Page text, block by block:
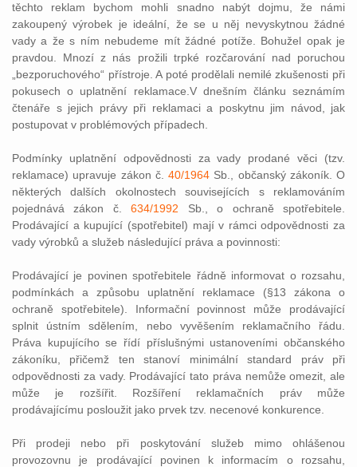
těchto reklam bychom mohli snadno nabýt dojmu, že námi
zakoupený výrobek je ideální, že se u něj nevyskytnou žádné
vady a že s ním nebudeme mít žádné potíže. Bohužel opak je
pravdou. Mnozí z nás prožili trpké rozčarování nad poruchou
„bezporuchového“ přístroje. A poté prodělali nemilé zkušenosti při
pokusech o uplatnění reklamace.V dnešním článku seznámím
čtenáře s jejich právy při reklamaci a poskytnu jim návod, jak
postupovat v problémových případech.
Podmínky uplatnění odpovědnosti za vady prodané věci (tzv.
reklamace) upravuje zákon č. 40/1964 Sb., občanský zákoník. O
některých dalších okolnostech souvisejících s reklamováním
pojednává zákon č.634/1992 Sb., o ochraně spotřebitele.
Prodávající a kupující (spotřebitel) mají v rámci odpovědnosti za
vady výrobků a služeb následující práva a povinnosti:
Prodávající je povinen spotřebitele řádně informovat o rozsahu,
podmínkách a způsobu uplatnění reklamace (§13 zákona o
ochraně spotřebitele). Informační povinnost může prodávající
splnit ústním sdělením, nebo vyvěšením reklamačního řádu.
Práva kupujícího se řídí příslušnými ustanoveními občanského
zákoníku, přičemž ten stanoví minimální standard práv při
odpovědnosti za vady. Prodávající tato práva nemůže omezit, ale
může je rozšířit. Rozšíření reklamačních práv může
prodávajícímu posloužit jako prvek tzv. necenové konkurence.
Při prodeji nebo při poskytování služeb mimo ohlášenou
provozovnu je prodávající povinen k informacím o rozsahu,